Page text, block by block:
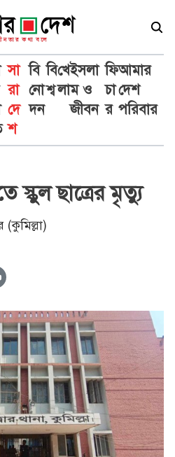
সা
রা
দে
শ
বি
নো
দন
বি
শ্ব
খে
লা
ইসলা
ম ও
জীবন
ফি
চা
র
আমার
দেশ
পরিবার
স্কুল ছাত্রের মৃত্যু
(কুমিল্লা)